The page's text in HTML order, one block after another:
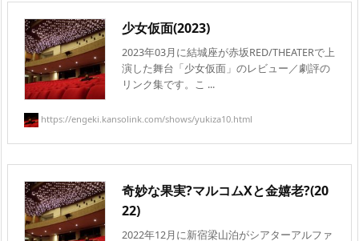
少女仮面(2023)
2023年03月に結城座が赤坂RED/THEATERで上
演した舞台「少女仮面」のレビュー／劇評の
リンク集です。こ ...
https://engeki.kansolink.com/shows/yukiza10.html
奇妙な果実?マルコムXと金嬉老?(20
22)
2022年12月に新宿梁山泊がシアターアルファ